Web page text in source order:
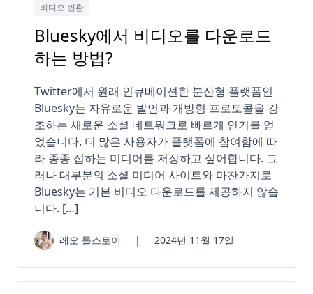
비디오 변환
Bluesky에서 비디오를 다운로드
하는 방법?
Twitter에서 원래 인큐베이션한 분산형 플랫폼인
Bluesky는 자유로운 발언과 개방형 프로토콜을 강
조하는 새로운 소셜 네트워크로 빠르게 인기를 얻
었습니다. 더 많은 사용자가 플랫폼에 참여함에 따
라 종종 접하는 미디어를 저장하고 싶어합니다. 그
러나 대부분의 소셜 미디어 사이트와 마찬가지로
Bluesky는 기본 비디오 다운로드를 제공하지 않습
니다. […]
레오 톨스토이 | 2024년 11월 17일